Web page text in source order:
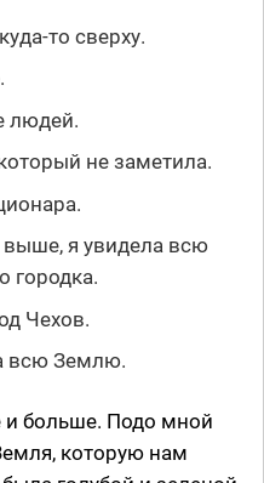
то сверху.
людей.
не заметила.
я увидела всю
городка.
Чехов.
всю Землю.
и больше. Подо мной
которую нам